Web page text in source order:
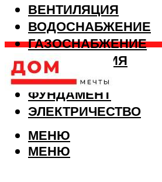
ВЕНТИЛЯЦИЯ
ВОДОСНАБЖЕНИЕ
ГАЗОСНАБЖЕНИЕ
КАНАЛИЗАЦИЯ
ОТОПЛЕНИЕ
ФУНДАМЕНТ
ЭЛЕКТРИЧЕСТВО
МЕНЮ
МЕНЮ